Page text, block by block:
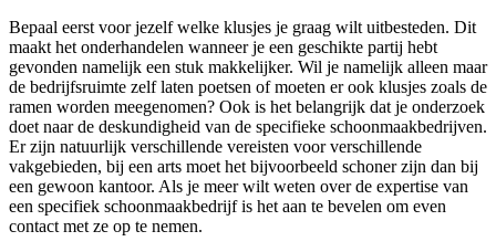
Bepaal eerst voor jezelf welke klusjes je graag wilt uitbesteden. Dit
maakt het onderhandelen wanneer je een geschikte partij hebt
gevonden namelijk een stuk makkelijker. Wil je namelijk alleen maar
de bedrijfsruimte zelf laten poetsen of moeten er ook klusjes zoals de
ramen worden meegenomen? Ook is het belangrijk dat je onderzoek
doet naar de deskundigheid van de specifieke schoonmaakbedrijven.
Er zijn natuurlijk verschillende vereisten voor verschillende
vakgebieden, bij een arts moet het bijvoorbeeld schoner zijn dan bij
een gewoon kantoor. Als je meer wilt weten over de expertise van
een specifiek schoonmaakbedrijf is het aan te bevelen om even
contact met ze op te nemen.